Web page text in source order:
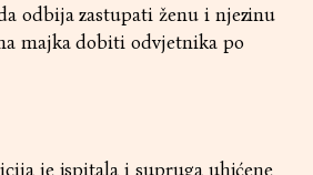
odbija zastupati ženu i njezinu
majka dobiti odvjetnika po
je ispitala i supruga uhićene